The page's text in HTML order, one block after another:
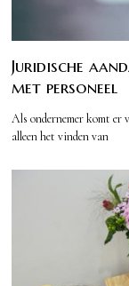
Juridische
met personeel
Als ondernemer komt er
alleen het vinden van